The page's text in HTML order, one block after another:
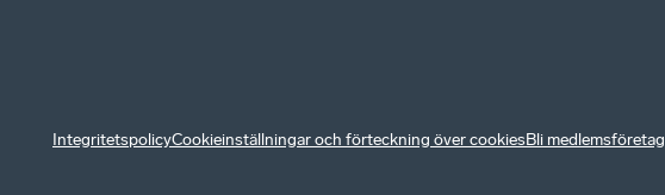
IntegritetspolicyCookieinställningar och förteckning över cookiesBli medlemsföretag